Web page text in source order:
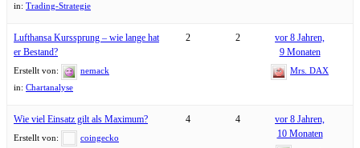
in: Trading-Strategie
Lufthansa Kurssprung – wie lange hat
er Bestand?
Erstellt von:
nemack
in: Chartanalyse
2 2
vor 8 Jahren,
9 Monaten
Mrs. DAX
Wie viel Einsatz gilt als Maximum?
Erstellt von:
coingecko
4 4
vor 8 Jahren,
10 Monaten